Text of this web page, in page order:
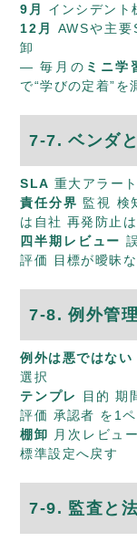
9月
インシデント
12月
AWSや主
卸
— 毎月の ミニ学
で“学びの定着”を
7-7. ベンダ
SLA 重大アラー
責任分界 監視 検
は自社 再発防止
四半期レビュー
評価 目標が曖昧
7-8. 例外管
例外は悪ではない
選択
テンプレ
目的 期
評価 承認者 を1
棚卸
月次レビュ
標準設定へ戻す
7-9. 監査と